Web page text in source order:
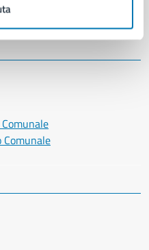
Comunale